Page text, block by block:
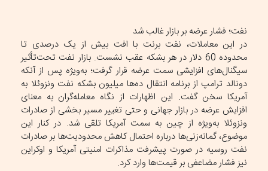
نفت؛ فشار عرضه بر بازار غالب شد
در این معاملات، نفت برنت با افت بیش از یک درصدی تا
محدوده 60 دلار در هر بشکه عقب نشست. بازار نفت تحت‌تأثیر
سیگنال‌های افزایشی سمت عرضه قرار گرفت؛ به‌ویژه پس از آنکه
دونالد ترامپ از برنامه انتقال ده‌ها میلیون بشکه نفت ونزوئلا به
آمریکا سخن گفت. این اظهارات از نگاه معامله‌گران به معنای
افزایش عرضه در بازار جهانی و حتی تغییر مسیر بخشی از صادرات
ونزوئلا به‌ویژه از چین به سمت آمریکا تلقی شد. در کنار این
موضوع، گمانه‌زنی‌ها درباره احتمال کاهش محدودیت‌ها بر صادرات
نفت روسیه در صورت پیشرفت مذاکرات امنیتی آمریکا و اوکراین
نیز فشار مضاعفی بر قیمت‌ها وارد کرد.